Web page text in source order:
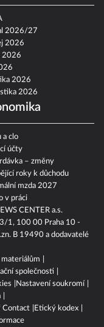
CENTER a.s.
1, 100 00 Praha 10 -
B 19490 a dodavatelé
společnosti
Nastavení soukromí
Contact
Etický kodex
2026/27
2026
2026
2026
2026
a clo
účty
– změny
roky k důchodu
mzda 2027
v práci